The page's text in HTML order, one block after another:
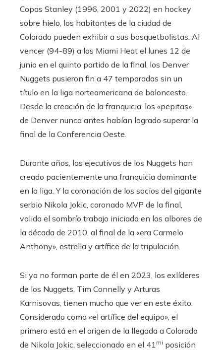
Copas Stanley (1996, 2001 y 2022) en hockey
sobre hielo, los habitantes de la ciudad de
Colorado pueden exhibir a sus basquetbolistas. Al
vencer (94-89) a los Miami Heat el lunes 12 de
junio en el quinto partido de la final, los Denver
Nuggets pusieron fin a 47 temporadas sin un
título en la liga norteamericana de baloncesto.
Desde la creación de la franquicia, los «pepitas»
de Denver nunca antes habían logrado superar la
final de la Conferencia Oeste.
Durante años, los ejecutivos de los Nuggets han
creado pacientemente una franquicia dominante
en la liga. Y la coronación de los socios del gigante
serbio Nikola Jokic, coronado MVP de la final,
valida el sombrío trabajo iniciado en los albores de
la década de 2010, al final de la «era Carmelo
Anthony», estrella y artífice de la tripulación.
Si ya no forman parte de él en 2023, los exlíderes
de los Nuggets, Tim Connelly y Arturas
Karnisovas, tienen mucho que ver en este éxito.
Considerado como «el artífice del equipo», el
primero está en el origen de la llegada a Colorado
de Nikola Jokic, seleccionado en el 41 mi posición